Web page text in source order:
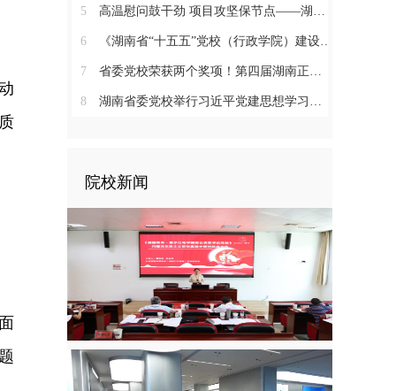
5 高温慰问鼓干劲 项目攻坚保节点——湖南省委党校“6+1”重点建设项目有序推进
6 《湖南省“十五五”党校（行政学院）建设发展规划》专家咨询论证会召开
7 省委党校荣获两个奖项！第四届湖南正能量“五个十佳”网络精品发布
8 湖南省委党校举行习近平党建思想学习交流暨第一次集体备课会
院校新闻